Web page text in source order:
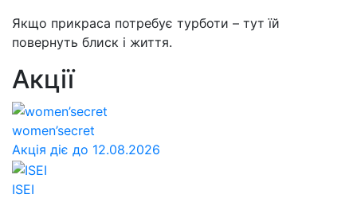
Якщо прикраса потребує турботи – тут їй
повернуть блиск і життя.
Акції
women’secret
Акція діє до 12.08.2026
ISEI